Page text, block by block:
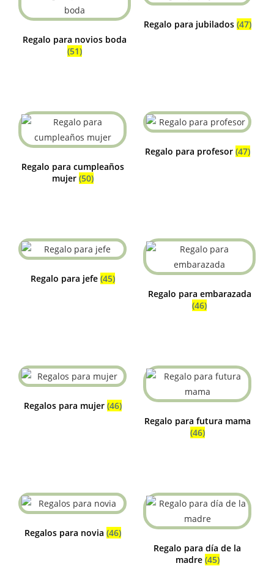
Regalo para novios boda
(51)
Regalo para jubilados (47)
Regalo para cumpleaños
mujer (50)
Regalo para profesor (47)
Regalo para jefe (45)
Regalo para embarazada
(46)
Regalos para mujer (46)
Regalo para futura mama
(46)
Regalos para novia (46)
Regalo para día de la
madre (45)